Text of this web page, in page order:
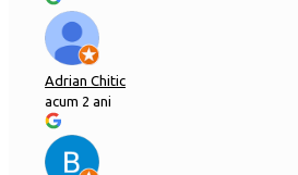
Adrian Chitic
acum 2 ani